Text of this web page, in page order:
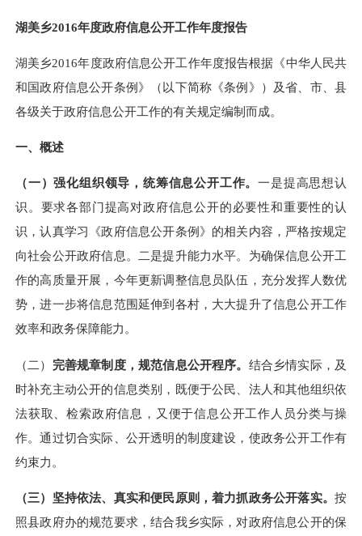
湖美乡2016年度政府信息公开工作年度报告
湖美乡2016年度政府信息公开工作年度报告根据《中华人民共
和国政府信息公开条例》（以下简称《条例》）及省、市、县
各级关于政府信息公开工作的有关规定编制而成。
一、概述
（一）强化组织领导，统筹信息公开工作。一是提高思想认
识。要求各部门提高对政府信息公开的必要性和重要性的认
识，认真学习《政府信息公开条例》的相关内容，严格按规定
向社会公开政府信息。
二是提升能力水平。为确保信息公开工
作的高质量开展，今年更新调整信息员队伍，充分发挥人数优
势，进一步将信息范围延伸到各村，大大提升了信息公开工作
效率和政务保障能力。
（二） 完善规章制度，规范信息公开程序。 结合乡情实际，及
时补充主动公开的信息类别，既便于公民、法人和其他组织依
法获取、检索政府信息，又便于信息公开工作人员分类与操
作。通过切合实际、公开透明的制度建设，使政务公开工作有
约束力。
（三）坚持依法、真实和便民原则，着力抓政务公开落实。 按
照县政府办的规范要求，结合我乡实际，对政府信息公开的保